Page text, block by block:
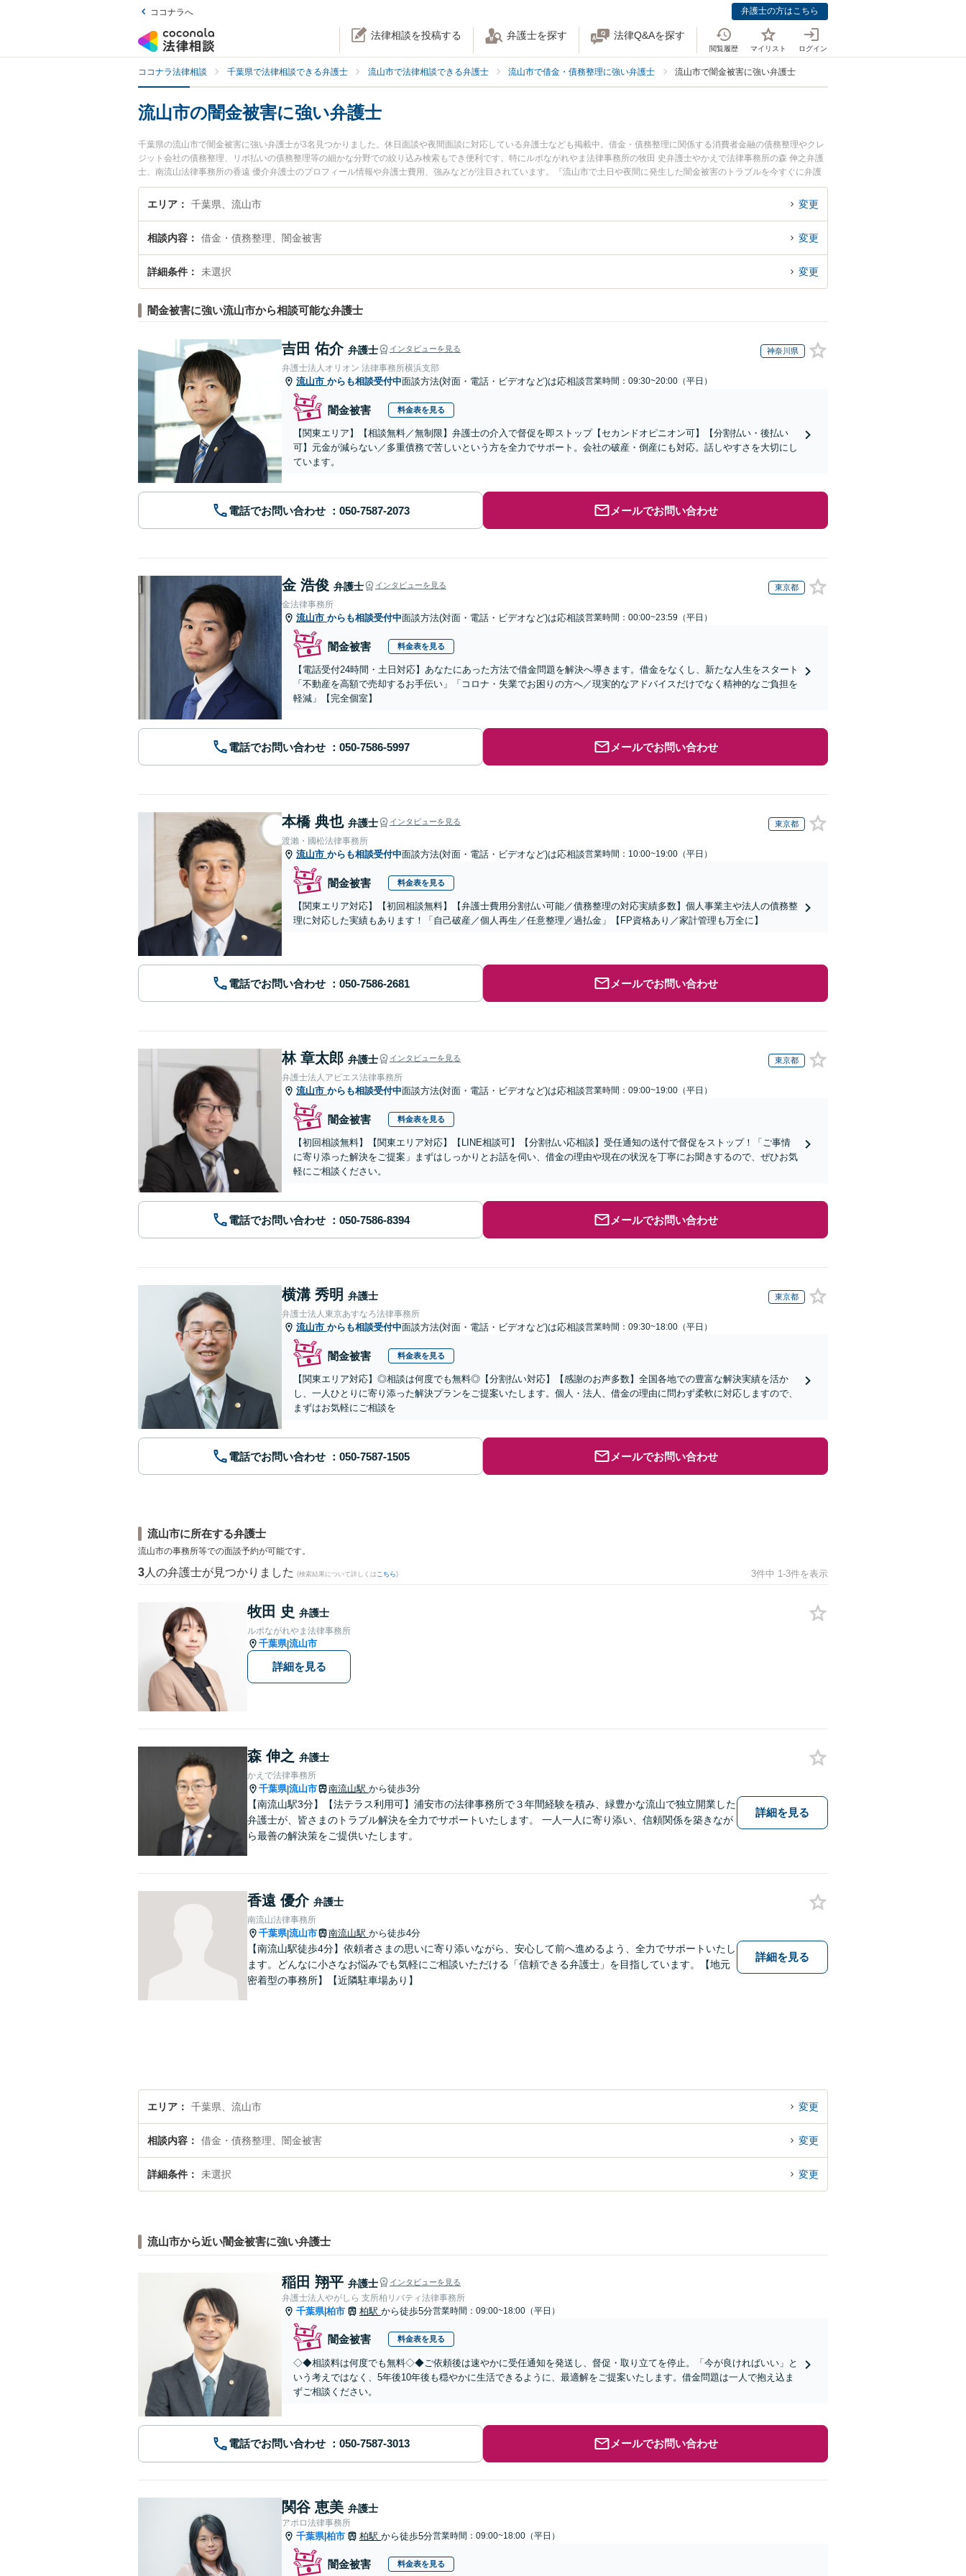
ココナラへ 弁護士の方はこちら
法律相談を投稿する 弁護士を探す 法律Q&Aを探す
閲覧履歴 マイリスト ログイン
ココナラ法律相談 千葉県で法律相談できる弁護士 流山市で法律相談できる弁護士 流山市で借金・債務整理に強い弁護士 流山市で闇金被害に強い弁護士
流山市の闇金被害に強い弁護士
千葉県の流山市で闇金被害に強い弁護士が3名見つかりました。休日面談や夜間面談に対応している弁護士なども掲載中。借金・債務整理に関係する消費者金融の債務整理やクレ
ジット会社の債務整理、リボ払いの債務整理等の細かな分野での絞り込み検索もでき便利です。特にルポながれやま法律事務所の牧田 史弁護士やかえで法律事務所の森 伸之弁護
士、南流山法律事務所の香遠 優介弁護士のプロフィール情報や弁護士費用、強みなどが注目されています。『流山市で土日や夜間に発生した闇金被害のトラブルを今すぐに弁護
士に相談したい』『闇金被害のトラブル解決の実績豊富な近くの弁護士を検索したい』『初回相談無料で闇金被害を法律相談できる流山市内の弁護士に相談予約したい』などでお
困りの相談者さんにおすすめです。
エリア 千葉県、流山市 変更
相談内容 借金・債務整理、闇金被害 変更
詳細条件 未選択 変更
闇金被害に強い流山市から相談可能な弁護士
吉田 佑介 弁護士 インタビューを見る 神奈川県
弁護士法人オリオン 法律事務所横浜支部
流山市 からも相談受付中面談方法(対面・電話・ビデオなど)は応相談営業時間：09:30~20:00（平日）
闇金被害 料金表を見る
【関東エリア】【相談無料／無制限】弁護士の介入で督促を即ストップ【セカンドオピニオン可】【分割払い・後払い
可】元金が減らない／多重債務で苦しいという方を全力でサポート。会社の破産・倒産にも対応。話しやすさを大切にし
ています。
電話でお問い合わせ メールでお問い合わせ
金 浩俊 弁護士 インタビューを見る 東京都
金法律事務所
流山市 からも相談受付中面談方法(対面・電話・ビデオなど)は応相談営業時間：00:00~23:59（平日）
闇金被害 料金表を見る
【電話受付24時間・土日対応】あなたにあった方法で借金問題を解決へ導きます。借金をなくし、新たな人生をスタート
「不動産を高額で売却するお手伝い」「コロナ・失業でお困りの方へ／現実的なアドバイスだけでなく精神的なご負担を
軽減」【完全個室】
電話でお問い合わせ メールでお問い合わせ
本橋 典也 弁護士 インタビューを見る 東京都
渡瀨・國松法律事務所
流山市 からも相談受付中面談方法(対面・電話・ビデオなど)は応相談営業時間：10:00~19:00（平日）
闇金被害 料金表を見る
【関東エリア対応】【初回相談無料】【弁護士費用分割払い可能／債務整理の対応実績多数】個人事業主や法人の債務整
理に対応した実績もあります！「自己破産／個人再生／任意整理／過払金」【FP資格あり／家計管理も万全に】
電話でお問い合わせ メールでお問い合わせ
林 章太郎 弁護士 インタビューを見る 東京都
弁護士法人アビエス法律事務所
流山市 からも相談受付中面談方法(対面・電話・ビデオなど)は応相談営業時間：09:00~19:00（平日）
闇金被害 料金表を見る
【初回相談無料】【関東エリア対応】【LINE相談可】【分割払い応相談】受任通知の送付で督促をストップ！「ご事情
に寄り添った解決をご提案」まずはしっかりとお話を伺い、借金の理由や現在の状況を丁寧にお聞きするので、ぜひお気
軽にご相談ください。
電話でお問い合わせ メールでお問い合わせ
横溝 秀明 弁護士 東京都
弁護士法人東京あすなろ法律事務所
流山市 からも相談受付中面談方法(対面・電話・ビデオなど)は応相談営業時間：09:30~18:00（平日）
闇金被害 料金表を見る
【関東エリア対応】◎相談は何度でも無料◎【分割払い対応】【感謝のお声多数】全国各地での豊富な解決実績を活か
し、一人ひとりに寄り添った解決プランをご提案いたします。個人・法人、借金の理由に問わず柔軟に対応しますので、
まずはお気軽にご相談を
電話でお問い合わせ メールでお問い合わせ
流山市に所在する弁護士
流山市の事務所等での面談予約が可能です。
3 人の弁護士が見つかりました (検索結果について詳しくは こちら) 3件中 1-3件を表示
牧田 史 弁護士
ルポながれやま法律事務所
千葉県|流山市
詳細を見る
森 伸之 弁護士
かえで法律事務所
千葉県|流山市 南流山駅 から徒歩3分
【南流山駅3分】【法テラス利用可】浦安市の法律事務所で３年間経験を積み、緑豊かな流山で独立開業した
弁護士が、皆さまのトラブル解決を全力でサポートいたします。 一人一人に寄り添い、信頼関係を築きなが
ら最善の解決策をご提供いたします。
詳細を見る
香遠 優介 弁護士
南流山法律事務所
千葉県|流山市 南流山駅 から徒歩4分
【南流山駅徒歩4分】依頼者さまの思いに寄り添いながら、安心して前へ進めるよう、全力でサポートいたし
ます。どんなに小さなお悩みでも気軽にご相談いただける「信頼できる弁護士」を目指しています。【地元
密着型の事務所】【近隣駐車場あり】
詳細を見る
エリア 千葉県、流山市 変更
相談内容 借金・債務整理、闇金被害 変更
詳細条件 未選択 変更
流山市から近い闇金被害に強い弁護士
稲田 翔平 弁護士 インタビューを見る
弁護士法人やがしら 支所柏リバティ法律事務所
千葉県|柏市 柏駅 から徒歩5分営業時間：09:00~18:00（平日）
闇金被害 料金表を見る
◇◆相談料は何度でも無料◇◆ご依頼後は速やかに受任通知を発送し、督促・取り立てを停止。「今が良ければいい」と
いう考えではなく、5年後10年後も穏やかに生活できるように、最適解をご提案いたします。借金問題は一人で抱え込ま
ずご相談ください。
電話でお問い合わせ メールでお問い合わせ
関谷 恵美 弁護士
アポロ法律事務所
千葉県|柏市 柏駅 から徒歩5分営業時間：09:00~18:00（平日）
闇金被害 料金表を見る